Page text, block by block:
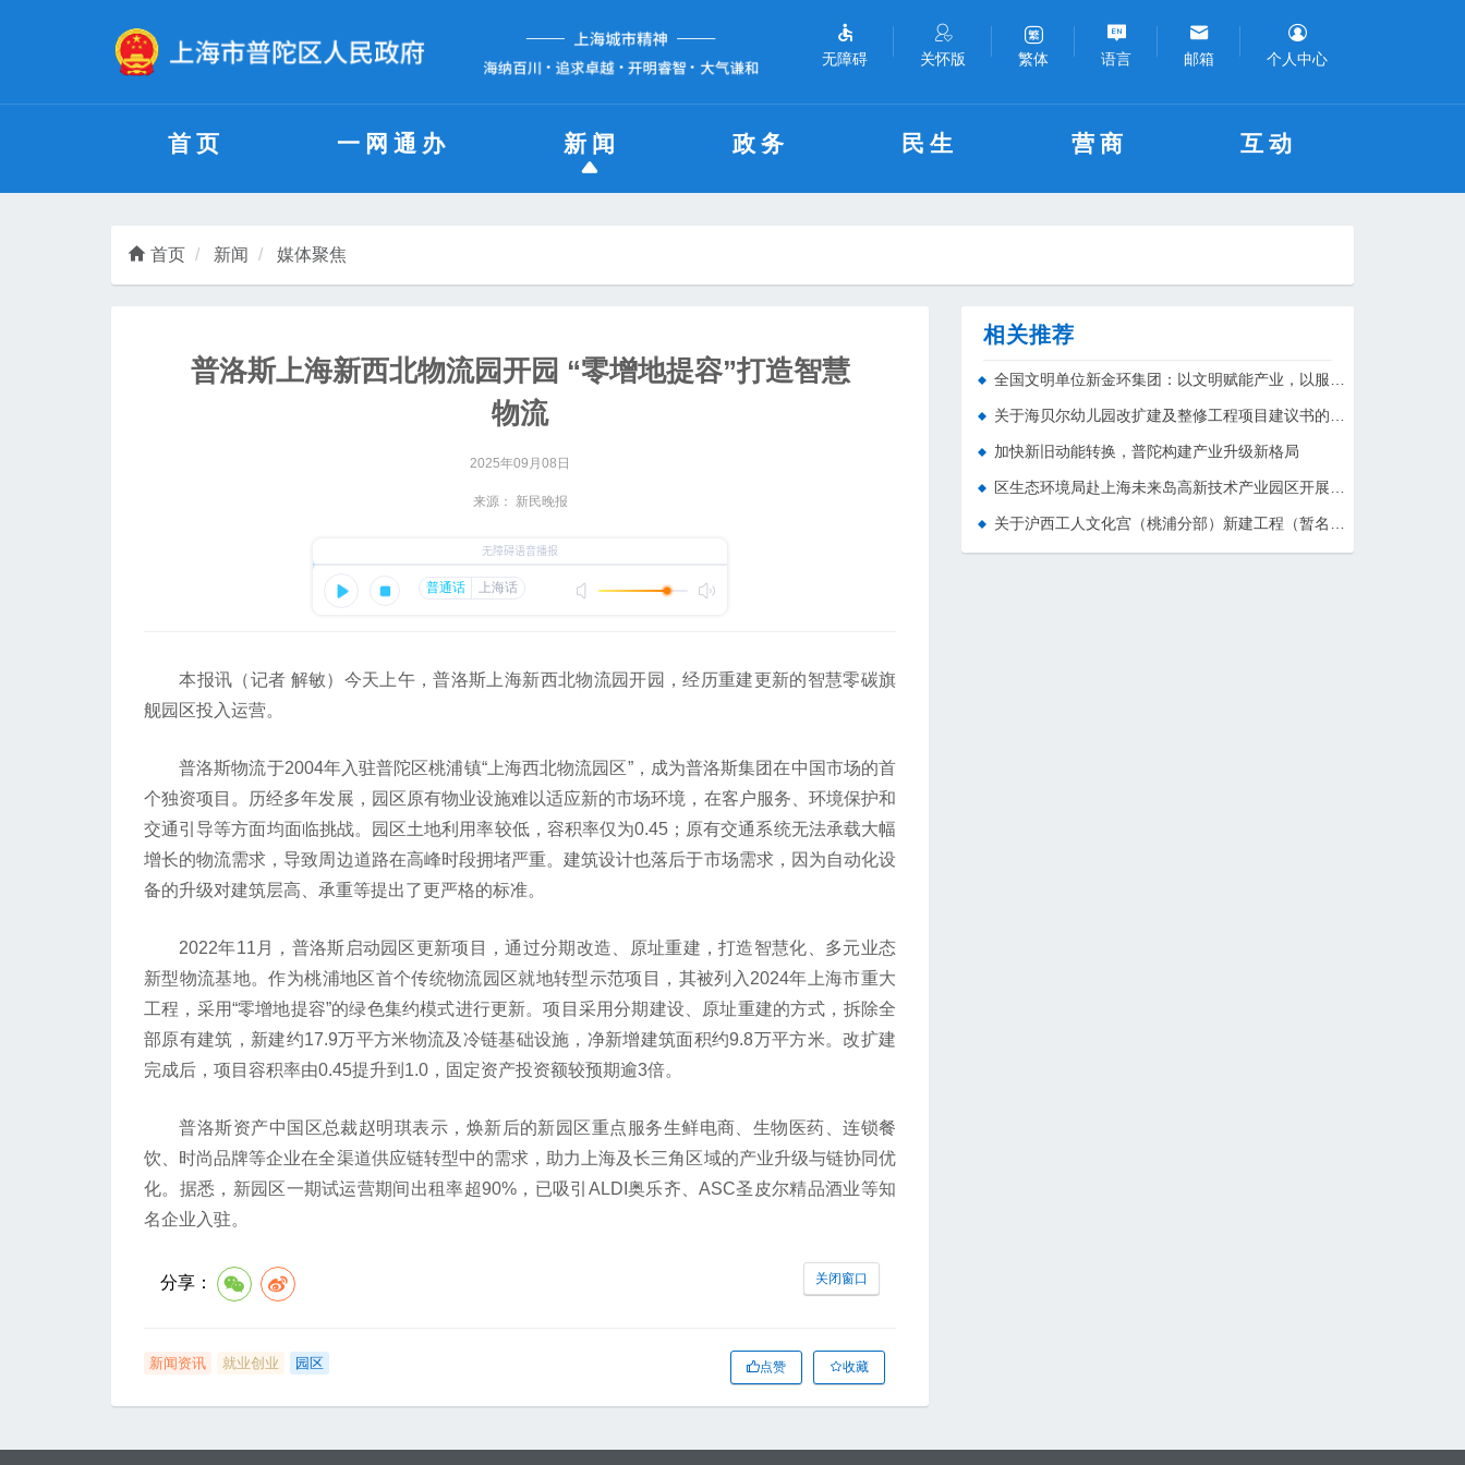
无障碍 关怀版 繁体 语言 邮箱 个人中心
首页 一网通办 新闻 政务 民生 营商 互动
首页 新闻 媒体聚焦
普洛斯上海新西北物流园开园 “零增地提容”打造智慧
物流
2025年09月08日
来源： 新民晚报
本报讯（记者 解敏）今天上午，普洛斯上海新西北物流园开园，经历重建更新的智慧零碳旗
舰园区投入运营。
普洛斯物流于2004年入驻普陀区桃浦镇“上海西北物流园区”，成为普洛斯集团在中国市场的首
个独资项目。历经多年发展，园区原有物业设施难以适应新的市场环境，在客户服务、环境保护和
交通引导等方面均面临挑战。园区土地利用率较低，容积率仅为0.45；原有交通系统无法承载大幅
增长的物流需求，导致周边道路在高峰时段拥堵严重。建筑设计也落后于市场需求，因为自动化设
备的升级对建筑层高、承重等提出了更严格的标准。
2022年11月，普洛斯启动园区更新项目，通过分期改造、原址重建，打造智慧化、多元业态
新型物流基地。作为桃浦地区首个传统物流园区就地转型示范项目，其被列入2024年上海市重大
工程，采用“零增地提容”的绿色集约模式进行更新。项目采用分期建设、原址重建的方式，拆除全
部原有建筑，新建约17.9万平方米物流及冷链基础设施，净新增建筑面积约9.8万平方米。改扩建
完成后，项目容积率由0.45提升到1.0，固定资产投资额较预期逾3倍。
普洛斯资产中国区总裁赵明琪表示，焕新后的新园区重点服务生鲜电商、生物医药、连锁餐
饮、时尚品牌等企业在全渠道供应链转型中的需求，助力上海及长三角区域的产业升级与链协同优
化。据悉，新园区一期试运营期间出租率超90%，已吸引ALDI奥乐齐、ASC圣皮尔精品酒业等知
名企业入驻。
分享： 关闭窗口
新闻资讯 就业创业 园区 点赞 收藏
相关推荐
加快新旧动能转换，普陀构建产业升级新格局